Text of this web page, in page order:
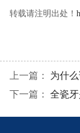
转载请注明出处！
上一篇： 为什
下一篇： 全瓷